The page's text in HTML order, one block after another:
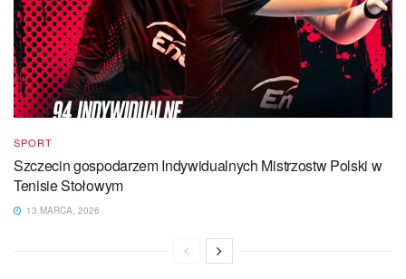
SPORT
Szczecin gospodarzem Indywidualnych Mistrzostw Polski w
Tenisie Stołowym
13 MARCA, 2026